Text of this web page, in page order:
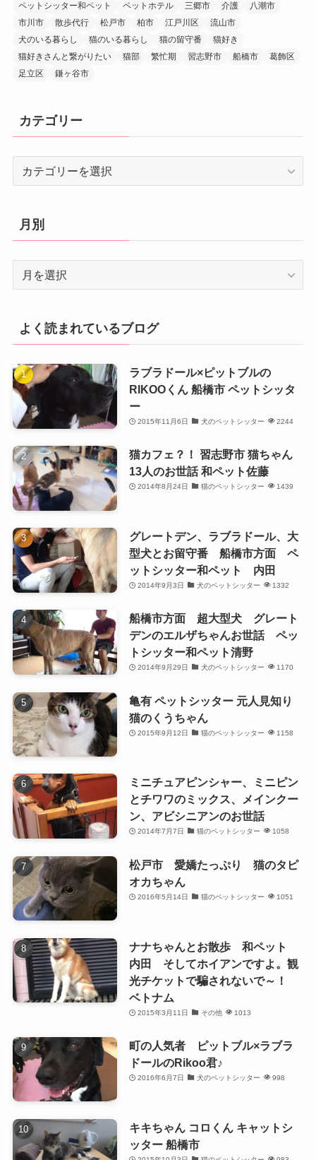
ペットシッター和ペット
ペットホテル 三郷市 介護
八潮市
市川市
散歩代行 松戸市 柏市 江戸川区
流山市
犬のいる暮らし
猫のいる暮らし 猫の留守番
猫好き
猫好きさんと繋がりたい
猫部 繁忙期 習志野市 船橋市
葛飾区
足立区
鎌ヶ谷市
カテゴリー
リ
ー
月別
よく読まれているブログ
ラブラドール×ピットブルの
RIKOOくん 船橋市 ペットシッタ
ー
2015年11月6日 犬のペットシッター 2244
猫カフェ？！ 習志野市 猫ちゃん
13人のお世話 和ペット佐藤
2014年8月24日 猫のペットシッター 1439
グレートデン、ラブラドール、大
型犬とお留守番 船橋市方面 ペ
ットシッター和ペット 内田
2014年9月3日 犬のペットシッター 1332
船橋市方面 超大型犬 グレート
デンのエルザちゃんお世話 ペッ
トシッター和ペット清野
2014年9月29日 犬のペットシッター 1170
亀有 ペットシッター 元人見知り
猫のくうちゃん
2015年9月12日 猫のペットシッター 1158
ミニチュアピンシャー、ミニピン
とチワワのミックス、メインクー
ン、アビシニアンのお世話
2014年7月7日 猫のペットシッター 1058
松戸市 愛嬌たっぷり 猫のタピ
オカちゃん
2016年5月14日 猫のペットシッター 1051
ナナちゃんとお散歩 和ペット
内田 そしてホイアンですよ。観
光チケットで騙されないで～！
ベトナム
2015年3月11日 その他 1013
町の人気者 ピットブル×ラブラ
ドールのRikoo君♪
2016年6月7日 犬のペットシッター 998
キキちゃん コロくん キャットシ
ッター 船橋市